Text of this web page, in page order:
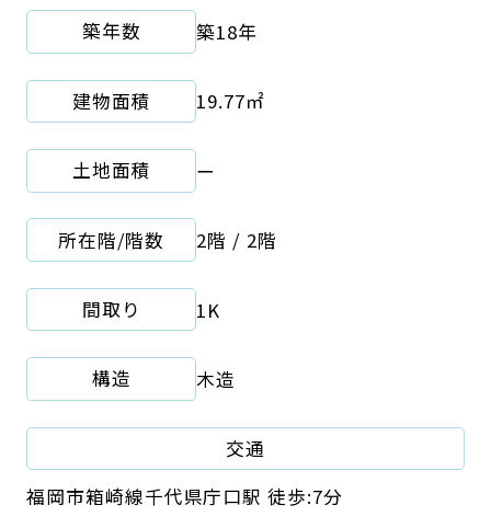
築年数 築18年
建物面積 19.77㎡
土地面積 ー
所在階/階数 2階 / 2階
間取り 1K
構造 木造
交通
福岡市箱崎線千代県庁口駅 徒歩:7分